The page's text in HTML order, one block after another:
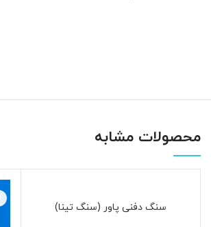
محصولات مشابه
سنگ دفنی پاور (سنگ تینا)